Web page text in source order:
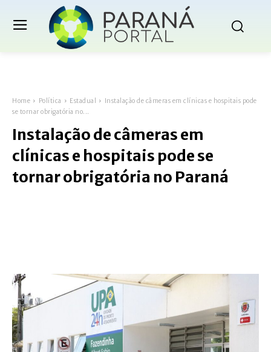
Home Política Estadual
Instalação de câmeras em clínicas e hospitais pode
se tornar obrigatória no...
Instalação de câmeras em
clínicas e hospitais pode se
tornar obrigatória no Paraná